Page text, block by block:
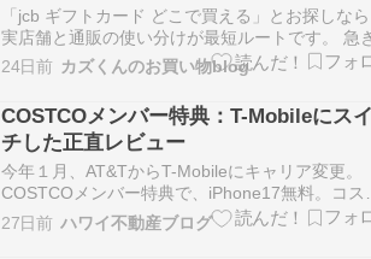
「jcb ギフトカード どこで買える」とお探しな
実店舗と通販の使い分けが最短ルートです。 急
用意したい時ほど、どこへ行けば確実に入手で
のか迷ってしまうもの。 支払い方法や受取まで
数を比較すれば、あなたに最適な購入場所が判
るでしょう。 もう販売店を求めて探し回…
24日前 カズくんのお買い物blog
COSTCOメンバー特典：T-Mobileにス
チした正直レビュー
今年１月、AT&TからT-Mobileにキャリア変更。
COSTCOメンバー特典で、iPhone17無料。コス
のギフトカードも＄400ゲットしました。現在は
iPhone17Pro無料とコスコのギフトカード＄450
27日前 ハワイ不動産ブログ